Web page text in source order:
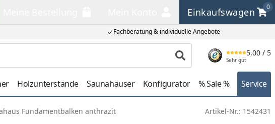
Fachberatung & individuelle Angebote
Einkaufswagen
0
Einkaufswagen
Produkt suchen
5,00 / 5
Sehr gut
Holzunterstände Saunahäuser Konfigurator % Sale % Service
Fundamentbalken anthrazit Artikel-Nr.: 1542431